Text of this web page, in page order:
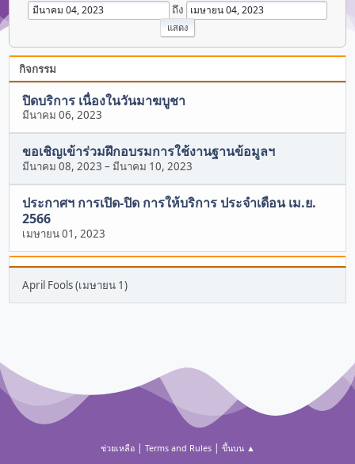
ถึง
กิจกรรม
ปิดบริการ เนื่องในวันมาฆบูชา
มีนาคม 06, 2023
ขอเชิญเข้าร่วมฝึกอบรมการใช้งานฐานข้อมูลฯ
มีนาคม 08, 2023 –มีนาคม 10, 2023
ประกาศฯ การเปิด-ปิด การให้บริการ ประจำเดือน เม.ย.
2566
เมษายน 01, 2023
April Fools (เมษายน 1)
ช่วยเหลือ| Terms and Rules| ขึ้นบน ▲